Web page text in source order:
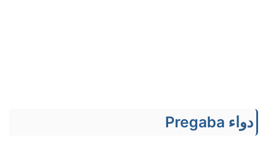
دواء Pregaba